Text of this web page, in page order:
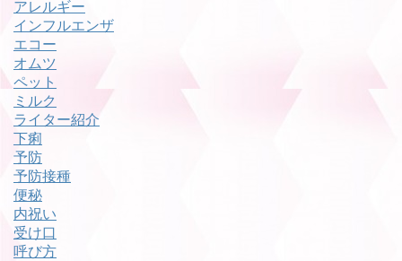
アレルギー
インフルエンザ
エコー
オムツ
ペット
ミルク
ライター紹介
下痢
予防
予防接種
便秘
内祝い
受け口
呼び方